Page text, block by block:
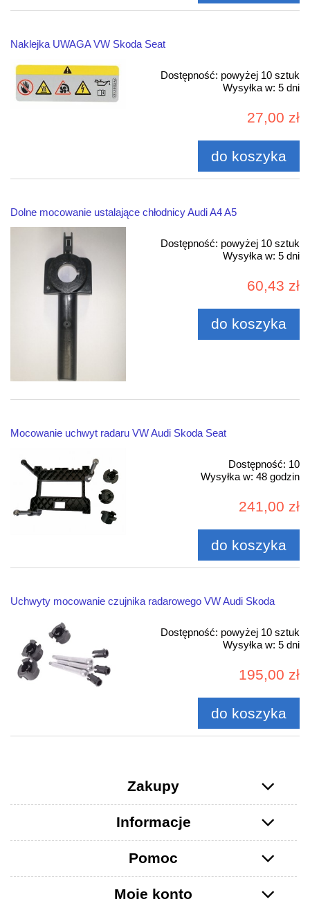
Naklejka UWAGA VW Skoda Seat
Dostępność: powyżej 10 sztuk
Wysyłka w: 5 dni
27,00 zł
do koszyka
Dolne mocowanie ustalające chłodnicy Audi A4 A5
Dostępność: powyżej 10 sztuk
Wysyłka w: 5 dni
60,43 zł
do koszyka
Mocowanie uchwyt radaru VW Audi Skoda Seat
Dostępność: 10
Wysyłka w: 48 godzin
241,00 zł
do koszyka
Uchwyty mocowanie czujnika radarowego VW Audi Skoda
Dostępność: powyżej 10 sztuk
Wysyłka w: 5 dni
195,00 zł
do koszyka
Zakupy
Informacje
Pomoc
Moje konto